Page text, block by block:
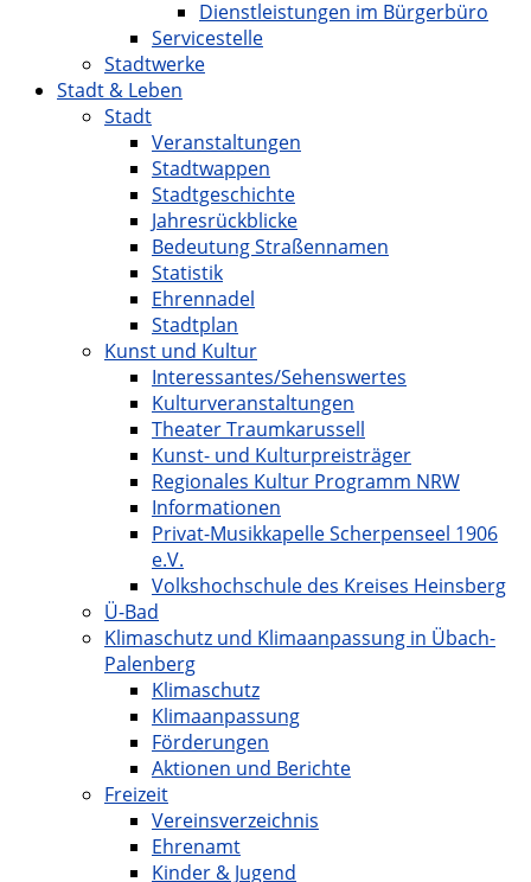
Dienstleistungen im Bürgerbüro
Servicestelle
Stadtwerke
Stadt & Leben
Stadt
Veranstaltungen
Stadtwappen
Stadtgeschichte
Jahresrückblicke
Bedeutung Straßennamen
Statistik
Ehrennadel
Stadtplan
Kunst und Kultur
Interessantes/Sehenswertes
Kulturveranstaltungen
Theater Traumkarussell
Kunst- und Kulturpreisträger
Regionales Kultur Programm NRW
Informationen
Privat-Musikkapelle Scherpenseel 1906
e.V.
Volkshochschule des Kreises Heinsberg
Ü-Bad
Klimaschutz und Klimaanpassung in Übach-
Palenberg
Klimaschutz
Klimaanpassung
Förderungen
Aktionen und Berichte
Freizeit
Vereinsverzeichnis
Ehrenamt
Kinder & Jugend